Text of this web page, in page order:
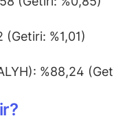
(Getiri: %1,01)
%88,24